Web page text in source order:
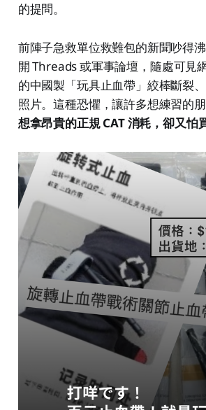
的提問。
前陣子急救單位救難包的新聞吵得
開 Threads 或軍事論壇，隨處可見
的中國製「玩具止血帶」絞棒斷裂
照片。這種恐懼，讓許多想練習的
想拿昂貴的正規 CAT 消耗，卻又怕